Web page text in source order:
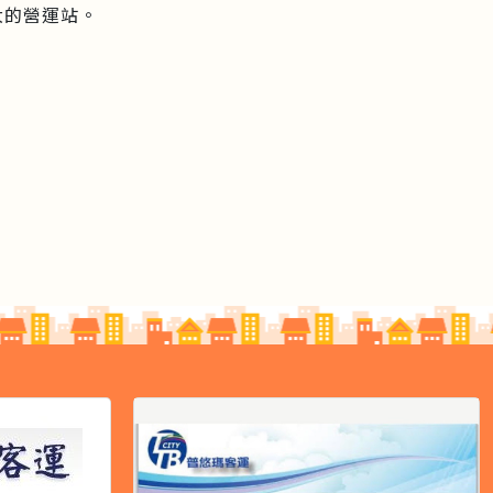
營運站。